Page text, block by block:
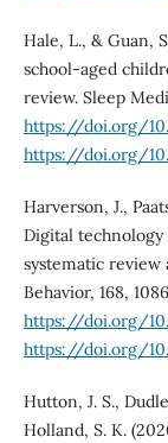
Hale, L., & Guan,
school-aged
review. Sleep
https://doi.org/
https://doi.org/
Harverson, J.,
Digital
systematic review
Behavior, 168,
https://doi.org/
https://doi.org/
Hutton, J. S.,
Holland, S. K.